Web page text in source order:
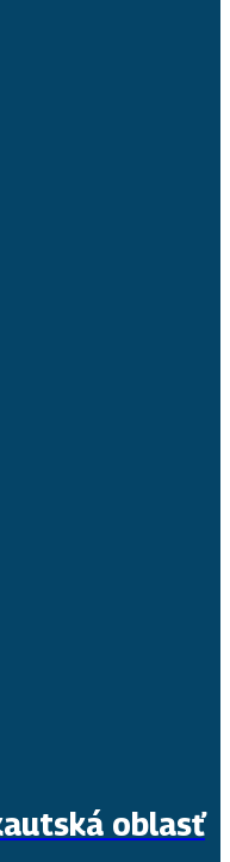
oblasť